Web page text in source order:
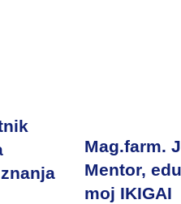
Mag.farm.
Mentor,
moj IKIGAI